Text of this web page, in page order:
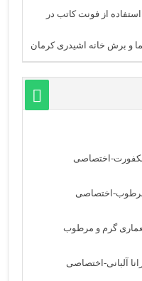
از فونت کاتب در
و برش خانه اشیدری کرمان
اختصاصی
مرطوب-اختصاصی
گرم و مرطوب
آلبانی-اختصاصی